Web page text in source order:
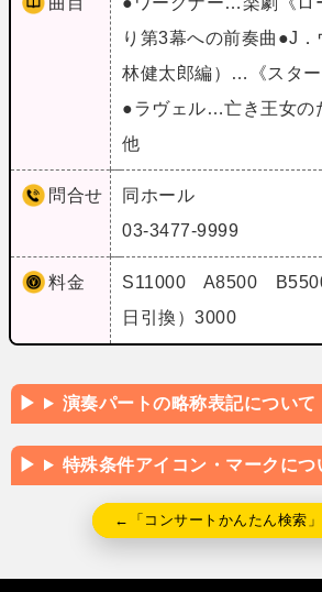
り第3幕への前奏曲●J
林健太郎編）…《スター
●ラヴェル…亡き王女の
他
問合せ
同ホール
03-3477-9999
料金
S11000 A8500
日引換）3000
演奏パートの略称表記について
特殊条件アイコン・マークにつ
←「コンサートかんたん検索